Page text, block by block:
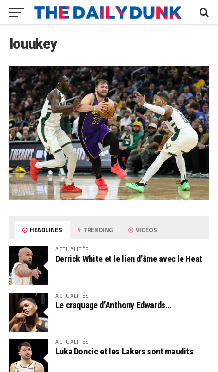
louukey
HEADLINES TRENDING VIDEOS
ACTUALITÉS
Derrick White et le lien d’âme avec le Heat
ACTUALITÉS
Le craquage d’Anthony Edwards…
ACTUALITÉS
Luka Doncic et les Lakers sont maudits